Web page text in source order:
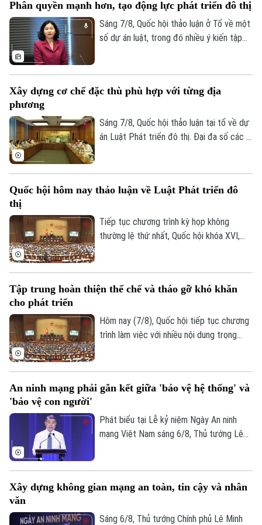
Theo dõi Hà Nội On
sáng tạo, chuyển đổi số, các đại biểu tập
trung làm rõ trách nhiệm của người đứng
đầu và cơ chế loại trừ trách nhiệm hình sự
Phân quyền mạnh hơn, tạo động lực phát triển đô thị
Sáng 7/8, Quốc hội thảo luận ở Tổ về một
số dự án luật, trong đó nhiều ý kiến tập
đô thị là cách tiếp cận mới: thay vì chờ
thảo luật mở rộng quyền chủ động cho
địa phương, đi cùng trách nhiệm giải trình.
Xây dựng cơ chế đặc thù phù hợp với từng địa
phương
Sáng 7/8, Quốc hội thảo luận tại tổ về dự
án Luật Phát triển đô thị. Đại đa số các ý
phải căn cứ vào tình hình, đặc điểm của
Quốc hội hôm nay thảo luận về Luật Phát triển đô
thị
Tiếp tục chương trình kỳ họp không
thường lệ thứ nhất, Quốc hội khóa XVI,
triển đô thị.
Tập trung hoàn thiện thể chế và tháo gỡ khó khăn
cho phát triển
Hôm nay (7/8), Quốc hội tiếp tục chương
trình làm việc với nhiều nội dung trọng
được kỳ vọng tháo gỡ điểm nghẽn về thể
đẩy các đô thị phát triển nhanh, bền
vững.
An ninh mạng phải gắn kết giữa 'bảo vệ hệ thống' và
'bảo vệ con người'
Phát biểu tại Lễ kỷ niệm Ngày An ninh
mạng Việt Nam sáng 6/8, Thủ tướng Lê
"bảo vệ hệ thống" và "bảo vệ con người",
Nhân dân làm thước đo cao nhất cho mọi
Xây dựng không gian mạng an toàn, tin cậy và nhân
văn
Sáng 6/8, Thủ tướng Chính phủ Lê Minh